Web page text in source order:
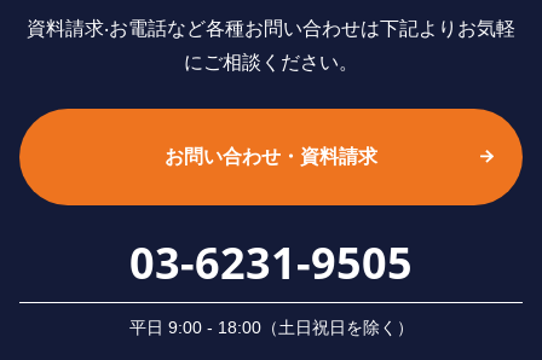
資料請求‧お電話など各種お問い合わせは下記よりお気軽
にご相談ください。
お問い合わせ・資料請求
03-6231-9505
平⽇ 9:00 - 18:00（⼟⽇祝⽇を除く）